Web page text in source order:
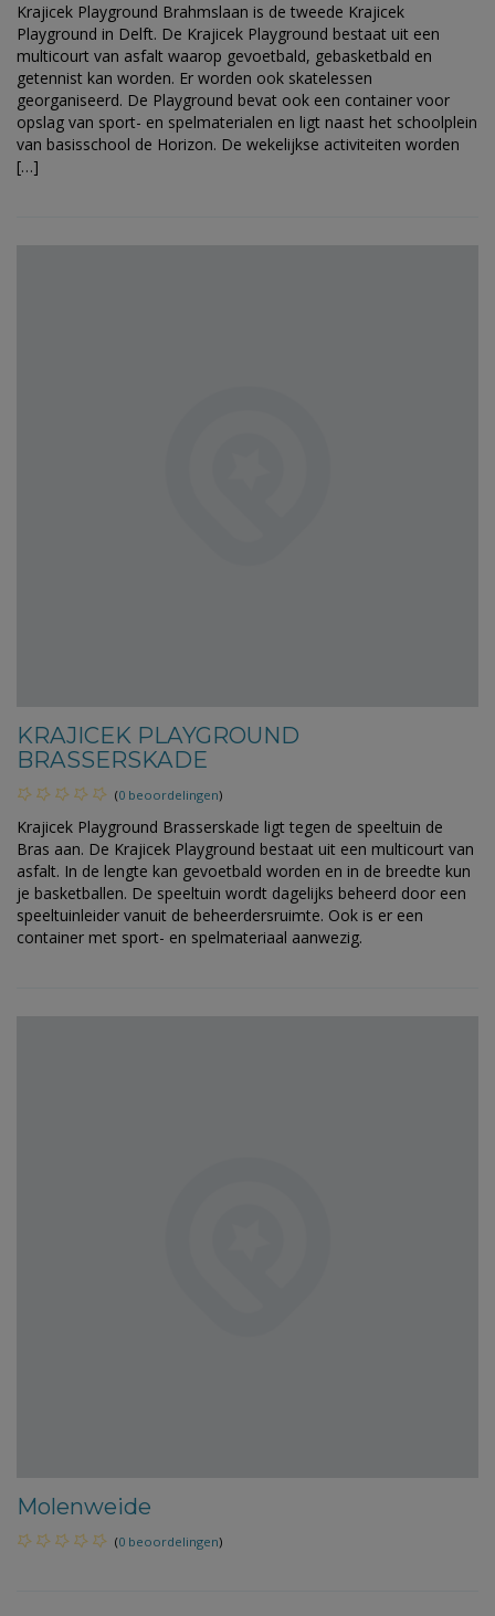
Krajicek Playground Brahmslaan is de tweede Krajicek
Playground in Delft. De Krajicek Playground bestaat uit een
multicourt van asfalt waarop gevoetbald, gebasketbald en
getennist kan worden. Er worden ook skatelessen
georganiseerd. De Playground bevat ook een container voor
opslag van sport- en spelmaterialen en ligt naast het schoolplein
van basisschool de Horizon. De wekelijkse activiteiten worden
[…]
KRAJICEK PLAYGROUND
BRASSERSKADE
(0 beoordelingen)
Krajicek Playground Brasserskade ligt tegen de speeltuin de
Bras aan. De Krajicek Playground bestaat uit een multicourt van
asfalt. In de lengte kan gevoetbald worden en in de breedte kun
je basketballen. De speeltuin wordt dagelijks beheerd door een
speeltuinleider vanuit de beheerdersruimte. Ook is er een
container met sport- en spelmateriaal aanwezig.
Molenweide
(0 beoordelingen)